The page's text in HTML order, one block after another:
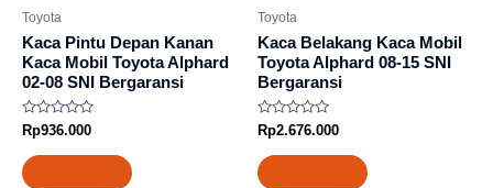
Toyota
Kaca Pintu Depan Kanan
Kaca Mobil Toyota Alphard
02-08 SNI Bergaransi
Rated
0
out
of
5
Rp936.000
Toyota
Kaca Belakang Kaca Mobil
Toyota Alphard 08-15 SNI
Bergaransi
Rated
0
out
of
5
Rp2.676.000